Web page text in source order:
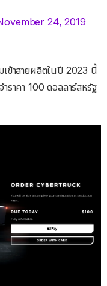
24, 2019
ข้าสายผลิตในปี 2023 นี้
ราคา 100 ดอลลาร์สหรัฐ